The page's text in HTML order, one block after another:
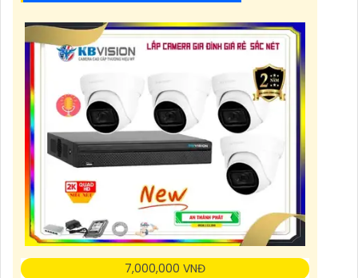
7,000,000 VNĐ